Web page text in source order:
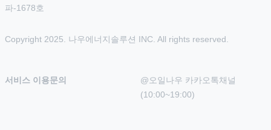
파-1678호
Copyright 2025. 나우에너지솔루션 INC. All rights reserved.
서비스 이용문의
@오일나우 카카오톡채널
(10:00~19:00)